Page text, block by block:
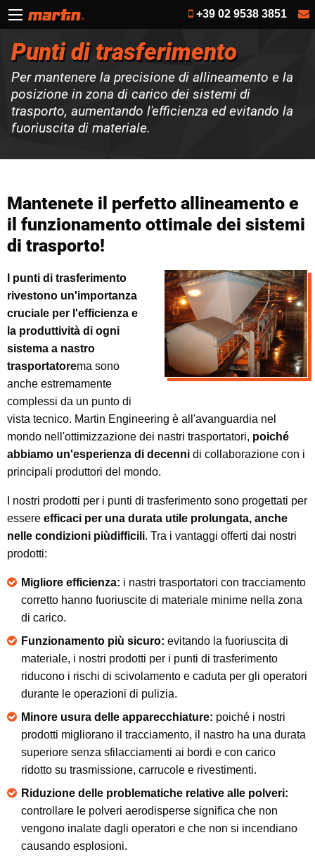
+39 02 9538 3851
Punti di trasferimento
Per mantenere la precisione di allineamento e la
posizione in zona di carico dei sistemi di
trasporto, aumentando l'efficienza ed evitando la
fuoriuscita di materiale.
Mantenete il perfetto allineamento e
il funzionamento ottimale dei sistemi
di trasporto!
I punti di trasferimento
rivestono un'importanza
cruciale per l'efficienza e
la produttività di ogni
sistema a nastro
trasportatorema sono
anche estremamente
complessi da un punto di
vista tecnico. Martin Engineering è all'avanguardia nel
mondo nell'ottimizzazione dei nastri trasportatori, poiché
abbiamo un'esperienza di decenni di collaborazione con i
principali produttori del mondo.
I nostri prodotti per i punti di trasferimento sono progettati per
essere efficaci per una durata utile prolungata, anche
nelle condizioni piùdifficili. Tra i vantaggi offerti dai nostri
prodotti:
Migliore efficienza: i nastri trasportatori con tracciamento
corretto hanno fuoriuscite di materiale minime nella zona
di carico.
Funzionamento più sicuro: evitando la fuoriuscita di
materiale, i nostri prodotti per i punti di trasferimento
riducono i rischi di scivolamento e caduta per gli operatori
durante le operazioni di pulizia.
Minore usura delle apparecchiature: poiché i nostri
prodotti migliorano il tracciamento, il nastro ha una durata
superiore senza sfilacciamenti ai bordi e con carico
ridotto su trasmissione, carrucole e rivestimenti.
Riduzione delle problematiche relative alle polveri:
controllare le polveri aerodisperse significa che non
vengono inalate dagli operatori e che non si incendiano
causando esplosioni.